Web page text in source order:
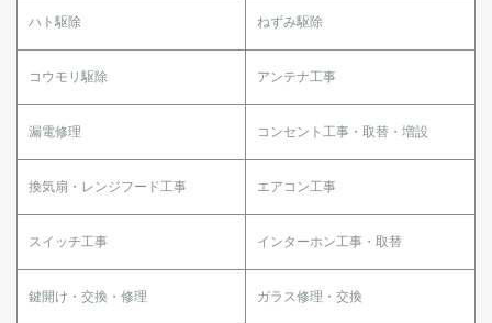
ハト駆除 ねずみ駆除
コウモリ駆除 アンテナ工事
漏電修理 コンセント工事・取替・増設
換気扇・レンジフード工事 エアコン工事
スイッチ工事 インターホン工事・取替
鍵開け・交換・修理 ガラス修理・交換